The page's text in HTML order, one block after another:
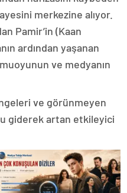
merkezine alıyor.
Pamir’in (Kaan
ardından yaşanan
ve medyanın
ve görünmeyen
giderek artan etkileyici